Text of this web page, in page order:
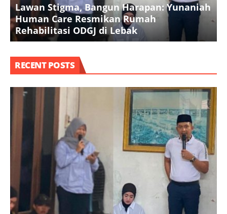
Lawan Stigma, Bangun Harapan: Yunaniah
Human Care Resmikan Rumah
Rehabilitasi ODGJ di Lebak
RECENT POSTS